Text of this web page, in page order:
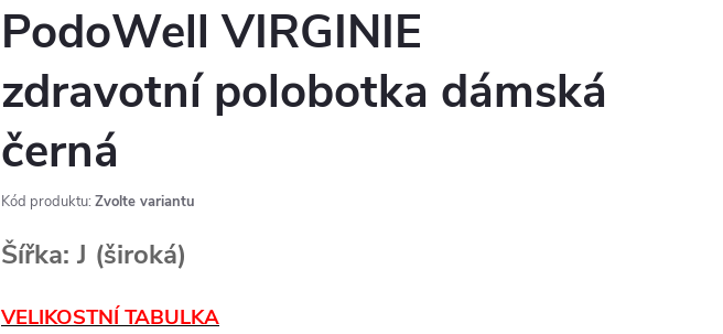
PodoWell VIRGINIE
zdravotní polobotka dámská
černá
Kód produktu: Zvolte variantu
Šířka: J (široká)
VELIKOSTNÍ TABULKA